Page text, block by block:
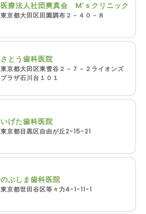
医療法人社団爽真会 M’ｓクリニック
東京都大田区田園調布２－４０－８
さとう歯科医院
東京都大田区東雪谷２－７－２ライオンズ
プラザ石川台１０１
いげた歯科医院
東京都目黒区自由が丘2-15-21
のぶしま歯科医院
東京都世田谷区等々力4-1-11-1